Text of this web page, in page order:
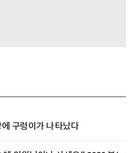
구렁이가 나타났다